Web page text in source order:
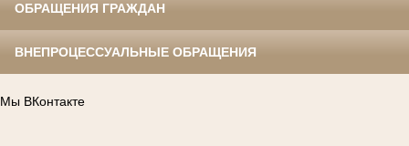
ОБРАЩЕНИЯ ГРАЖДАН
ВНЕПРОЦЕССУАЛЬНЫЕ ОБРАЩЕНИЯ
Мы ВКонтакте